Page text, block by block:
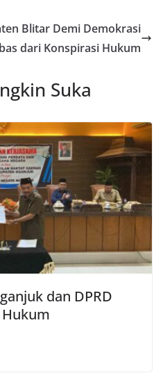
Blitar Demi Demokrasi
dari Konspirasi Hukum
Suka
dan DPRD